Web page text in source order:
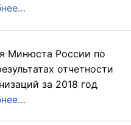
Минюста России по
отчетности
за 2018 год